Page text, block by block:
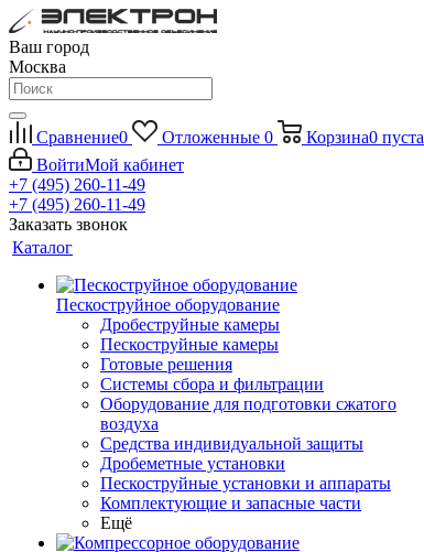
Ваш город
Москва
Сравнение0 Отложенные 0 Корзина0 пуста
ВойтиМой кабинет
+7 (495) 260-11-49
+7 (495) 260-11-49
Заказать звонок
Каталог
Пескоструйное оборудование
Дробеструйные камеры
Пескоструйные камеры
Готовые решения
Системы сбора и фильтрации
Оборудование для подготовки сжатого
воздуха
Средства индивидуальной защиты
Дробеметные установки
Пескоструйные установки и аппараты
Комплектующие и запасные части
Ещё